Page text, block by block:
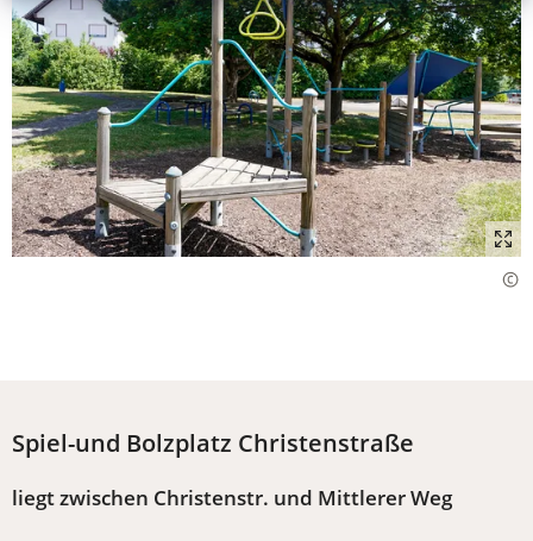
Spiel-und Bolzplatz Christenstraße
liegt zwischen Christenstr. und Mittlerer Weg